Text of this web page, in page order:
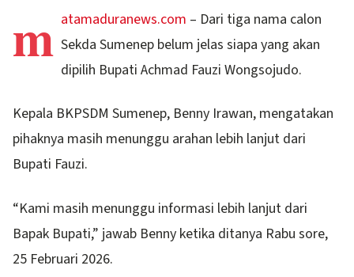
m atamaduranews.com – Dari tiga nama calon
Sekda Sumenep belum jelas siapa yang akan
dipilih Bupati Achmad Fauzi Wongsojudo.
Kepala BKPSDM Sumenep, Benny Irawan, mengatakan
pihaknya masih menunggu arahan lebih lanjut dari
Bupati Fauzi.
“Kami masih menunggu informasi lebih lanjut dari
Bapak Bupati,” jawab Benny ketika ditanya Rabu sore,
25 Februari 2026.